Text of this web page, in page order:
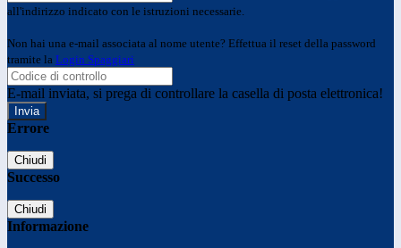
all'indirizzo indicato con le istruzioni necessarie.
Non hai una e-mail associata al nome utente? Effettua il reset della password
tramite la Login Spaggiari
E-mail inviata, si prega di controllare la casella di posta elettronica!
Errore
Chiudi
Successo
Chiudi
Informazione